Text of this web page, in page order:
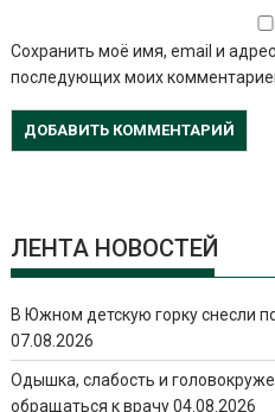
Сохранить моё имя, email и
последующих моих
ЛЕНТА НОВОСТЕЙ
В Южном детскую горку снесли
07.08.2026
Одышка, слабость и
обращаться к врачу 04.08.2026